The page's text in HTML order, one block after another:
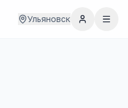
Ульяновск